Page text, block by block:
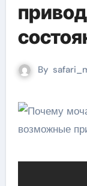
By